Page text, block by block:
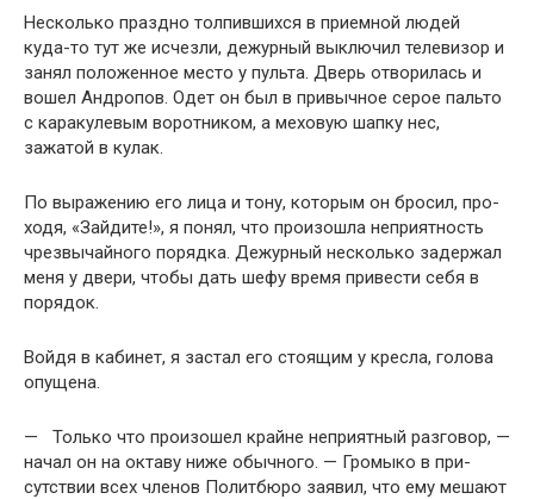
Несколько праздно толпившихся в приемной людей
куда-то тут же исчезли, дежурный выключил телевизор и
занял по­ложенное место у пульта. Дверь отворилась и
вошел Андро­пов. Одет он был в привычное серое пальто
с каракулевым воротником, а меховую шапку нес,
зажатой в кулак.
По выражению его лица и тону, которым он бросил, про­
ходя, «Зайдите!», я понял, что произошла неприятность
чрез­вычайного порядка. Дежурный несколько задержал
меня у двери, чтобы дать шефу время привести себя в
порядок.
Войдя в кабинет, я застал его стоящим у кресла, голова
опущена.
— Только что произошел крайне неприятный разго­вор, —
начал он на октаву ниже обычного. — Громыко в при­
сутствии всех членов Политбюро заявил, что ему мешают